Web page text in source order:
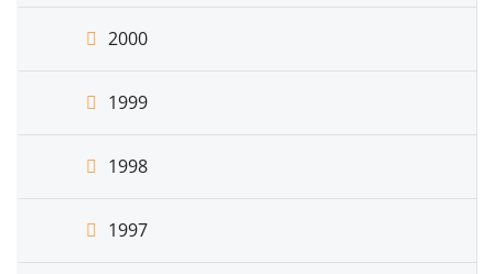
2000
1999
1998
1997